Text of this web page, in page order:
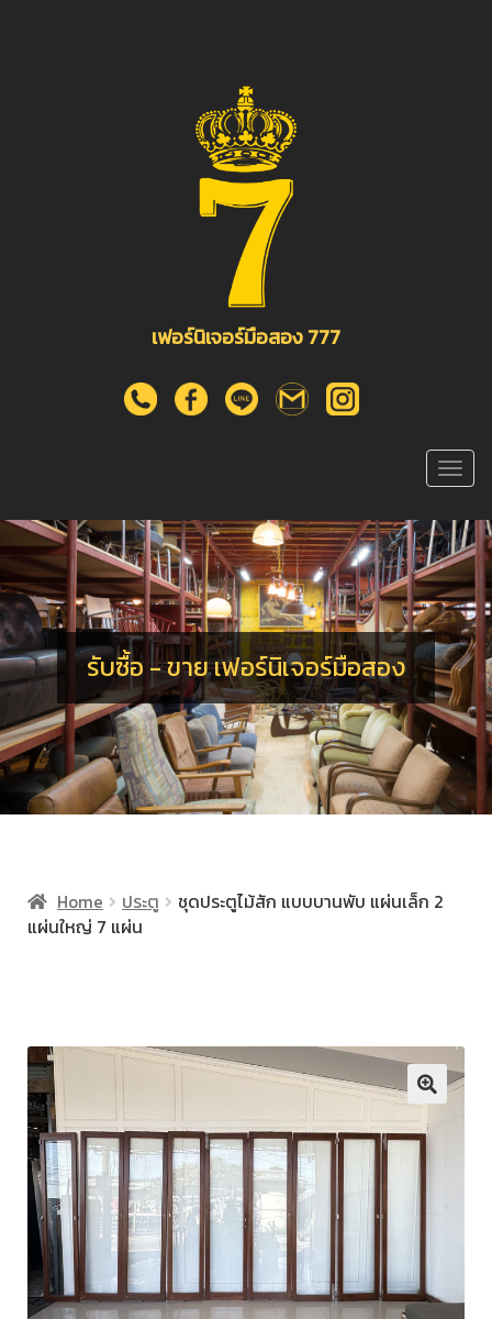
เฟอร์นิเจอร์มือสอง 777
ร
น
เ
จ
อ
ร
รับซื้อ - ขาย เฟอร์นิเจอร์มือสอง
Home ประตู
ชุดประตูไม้สัก แบบบานพับ แผ่นเล็ก 2
แผ่นใหญ่ 7 แผ่น